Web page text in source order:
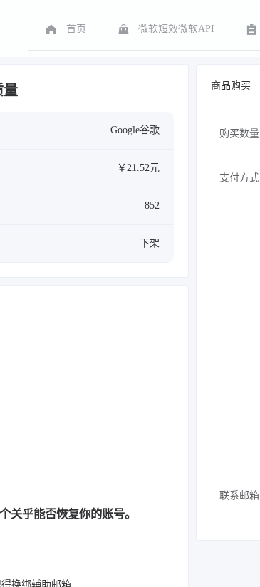
首页 微软短效微软API
量
Google谷歌
￥21.52元
852
下架
关乎能否恢复你的账号。
换绑辅助邮箱
商品购买
购买数量
支付方式
联系邮箱